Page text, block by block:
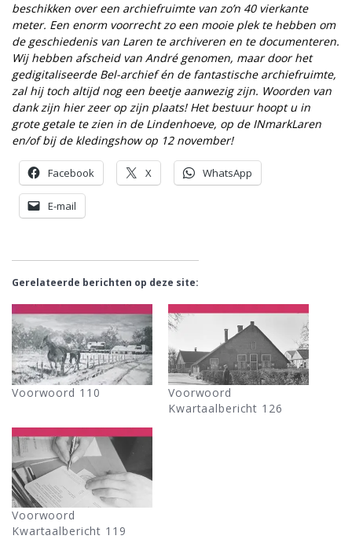
beschikken over een archiefruimte van zo’n 40 vierkante
meter. Een enorm voorrecht zo een mooie plek te hebben om
de geschiedenis van Laren te archiveren en te documenteren.
Wij hebben afscheid van André genomen, maar door het
gedigitaliseerde Bel-archief én de fantastische archiefruimte,
zal hij toch altijd nog een beetje aanwezig zijn. Woorden van
dank zijn hier zeer op zijn plaats! Het bestuur hoopt u in
grote getale te zien in de Lindenhoeve, op de INmarkLaren
en/of bij de kledingshow op 12 november!
Facebook X WhatsApp
E-mail
Gerelateerde berichten op deze site:
Voorwoord 110
Voorwoord
Kwartaalbericht 126
Voorwoord
Kwartaalbericht 119